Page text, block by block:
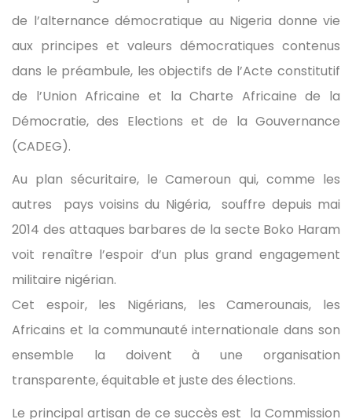
de l’alternance démocratique au Nigeria donne vie
aux principes et valeurs démocratiques contenus
dans le préambule, les objectifs de l’Acte constitutif
de l’Union Africaine et la Charte Africaine de la
Démocratie, des Elections et de la Gouvernance
(CADEG).
Au plan sécuritaire, le Cameroun qui, comme les
autres pays voisins du Nigéria, souffre depuis mai
2014 des attaques barbares de la secte Boko Haram
voit renaître l’espoir d’un plus grand engagement
militaire nigérian.
Cet espoir, les Nigérians, les Camerounais, les
Africains et la communauté internationale dans son
ensemble la doivent à une organisation
transparente, équitable et juste des élections.
Le principal artisan de ce succès est la Commission